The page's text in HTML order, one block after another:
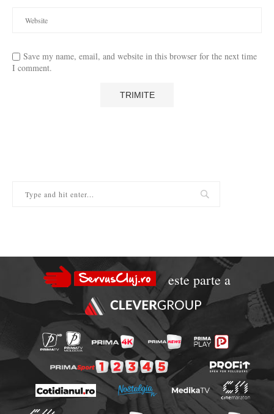
Save my name, email, and website in this browser for the next time
I comment.
este parte a